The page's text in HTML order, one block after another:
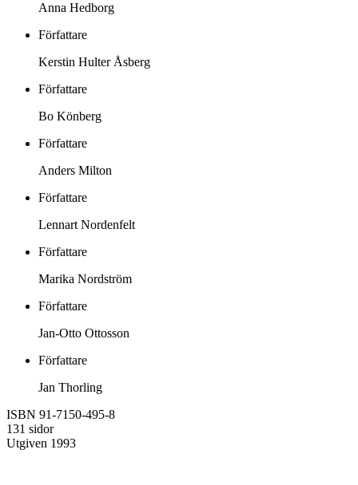
Anna Hedborg
Författare
Kerstin Hulter Åsberg
Författare
Bo Könberg
Författare
Anders Milton
Författare
Lennart Nordenfelt
Författare
Marika Nordström
Författare
Jan-Otto Ottosson
Författare
Jan Thorling
ISBN 91-7150-495-8
131 sidor
Utgiven 1993